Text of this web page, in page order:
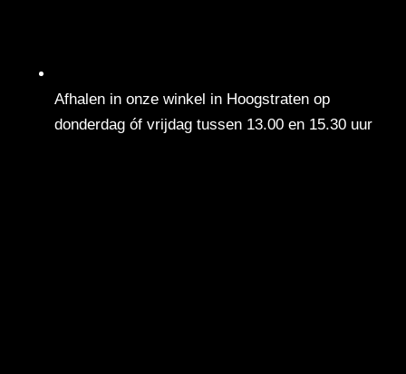
Afhalen in onze winkel in Hoogstraten op
donderdag óf vrijdag tussen 13.00 en 15.30 uur